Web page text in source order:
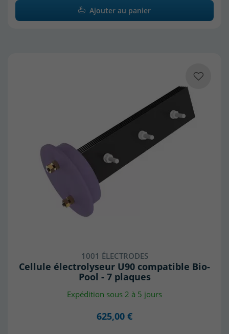
Ajouter au panier
1001 ÉLECTRODES
Cellule électrolyseur U90 compatible Bio-
Pool - 7 plaques
Expédition sous 2 à 5 jours
625,00 €